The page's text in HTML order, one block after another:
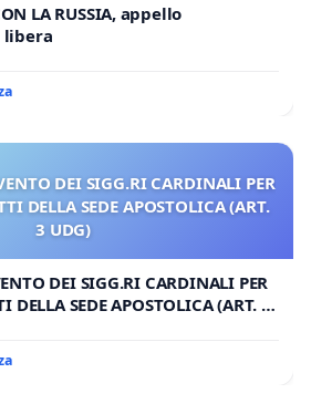
LA RUSSIA, appello
DEI SIGG.RI CARDINALI PER
DELLA SEDE APOSTOLICA (ART.
3 UDG)
DEI SIGG.RI CARDINALI PER
DELLA SEDE APOSTOLICA (ART. 3